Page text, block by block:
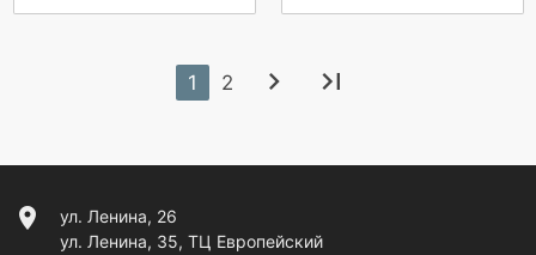
1 2 chevron_right last_page
location_on
ул. Ленина, 26
ул. Ленина, 35, ТЦ Европейский